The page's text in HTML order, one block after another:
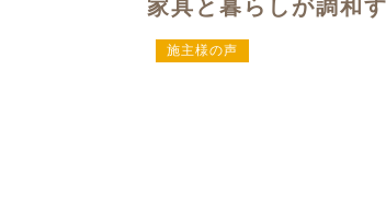
家具と暮らしが調和
施主様の声